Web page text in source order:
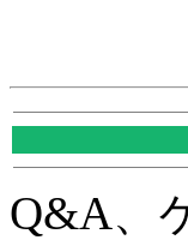
Q&A、